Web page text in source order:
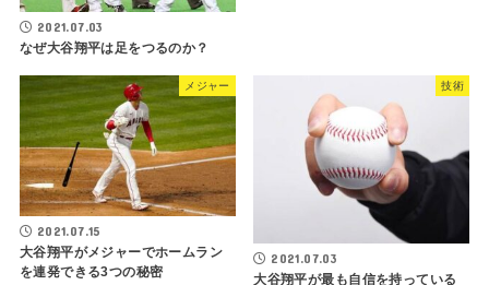
2021.07.03
なぜ大谷翔平は足をつるのか？
メジャー
2021.07.15
大谷翔平がメジャーでホームラン
を連発できる3つの秘密
技術
2021.07.03
大谷翔平が最も自信を持っている